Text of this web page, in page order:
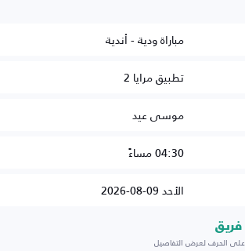
مباراة ودية - أندية
تطبيق مرايا 2
موسى عيد
04:30 مساءً
الأحد 09-08-2026
على الحرف لعرض التفاصيل